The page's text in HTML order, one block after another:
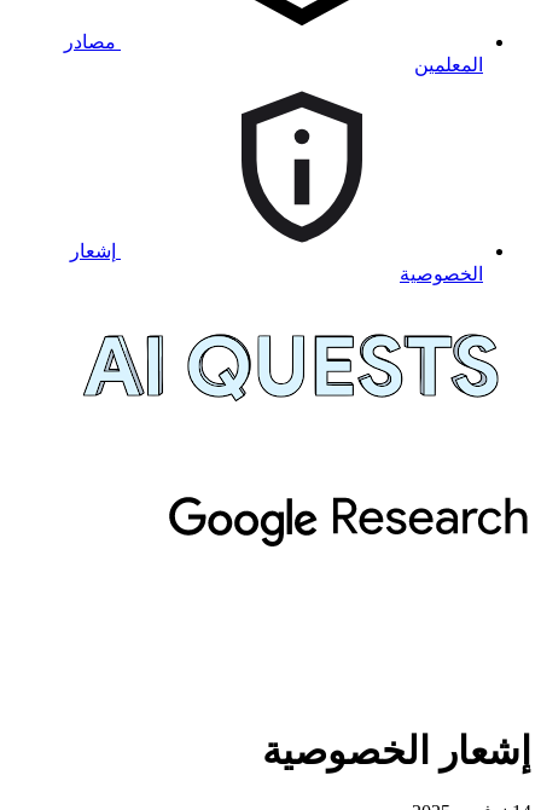
مصادر
المعلمين
إشعار
الخصوصية
إشعار الخصوصية